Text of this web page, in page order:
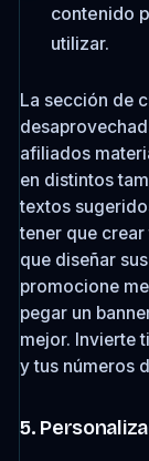
contenido
utilizar.
La sección de
afiliados
en distintos
textos
tener que
que diseñar
promocione
pegar un
mejor. Invierte
y tus números
5.